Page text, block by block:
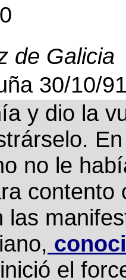
de Galicia
30/10/
y dio la
no le
contento
las
el